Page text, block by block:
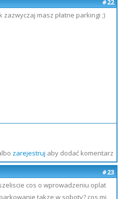
#22
zazwyczaj masz płatne parkingi ;)
zarejestruj aby dodać komentarz
#23
cos o wprowadzeniu oplat
takze w soboty? cos mi